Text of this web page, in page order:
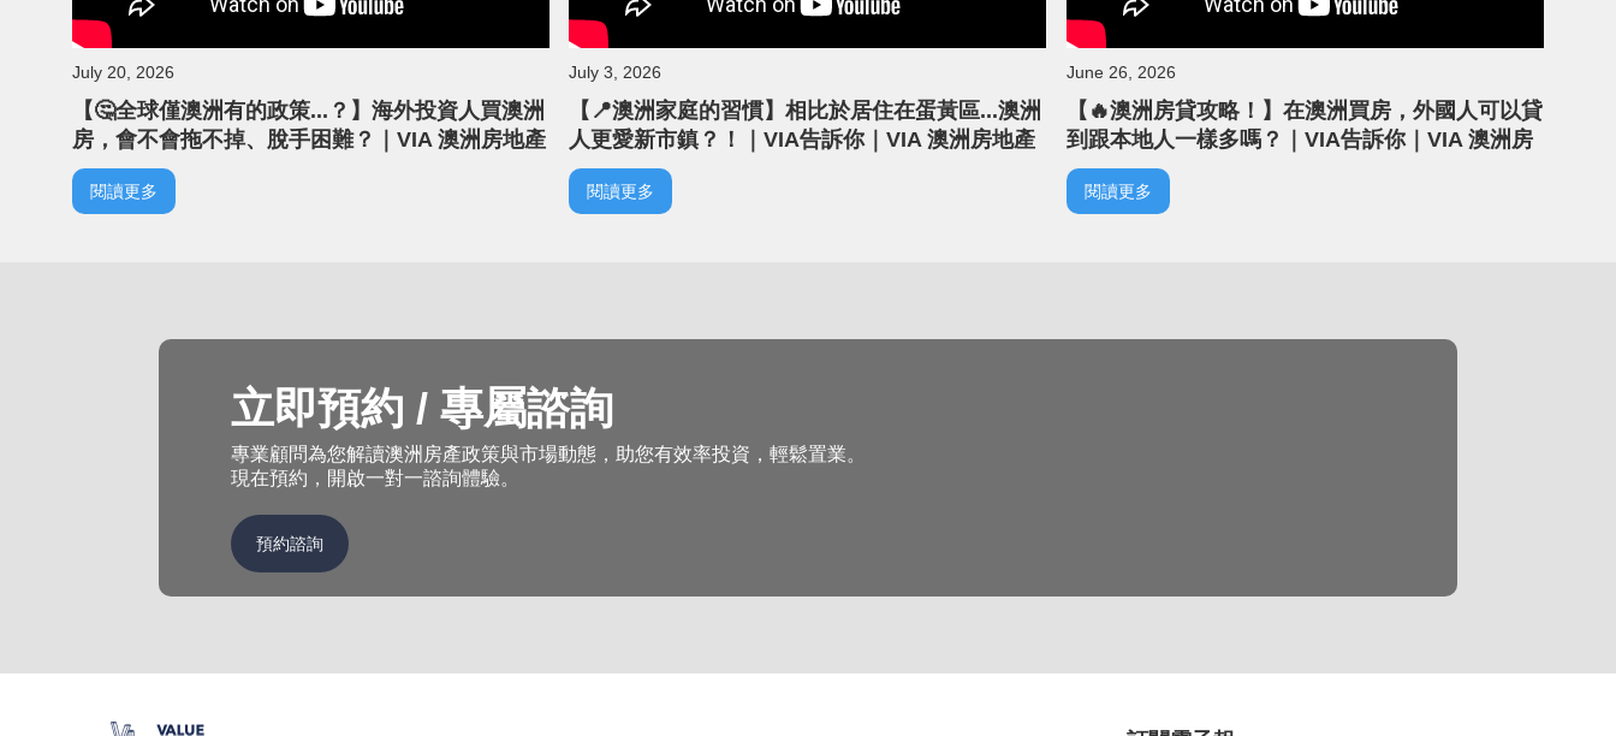
July 20, 2026
【🤔全球僅澳洲有的政策...？】海外投資人買澳洲
房，會不會拖不掉、脫手困難？｜VIA 澳洲房地產
｜澳洲房產｜負扣稅
閱讀更多
July 3, 2026
【📍澳洲家庭的習慣】相比於居住在蛋黃區...澳洲
人更愛新市鎮？！｜VIA告訴你｜VIA 澳洲房地產
｜線下說明會精華
閱讀更多
June 26, 2026
【🔥澳洲房貸攻略！】在澳洲買房，外國人可以貸
到跟本地人一樣多嗎？｜VIA告訴你｜VIA 澳洲房
地產｜線下說明會精華
閱讀更多
立即預約 / 專屬諮詢
專業顧問為您解讀澳洲房產政策與市場動態，助您有效率投資，輕鬆置業。
現在預約，開啟一對一諮詢體驗。
預約諮詢